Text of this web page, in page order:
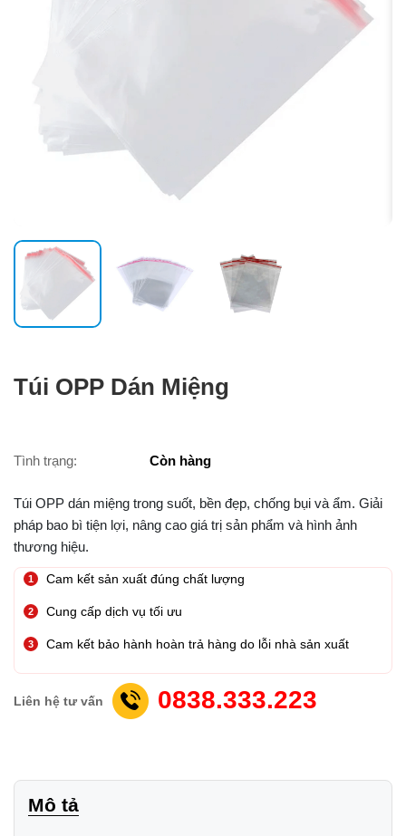
Túi OPP Dán Miệng
Tình trạng: Còn hàng
Túi OPP dán miệng trong suốt, bền đẹp, chống bụi và ẩm. Giải
pháp bao bì tiện lợi, nâng cao giá trị sản phẩm và hình ảnh
thương hiệu.
Cam kết sản xuất đúng chất lượng
Cung cấp dịch vụ tối ưu
Cam kết bảo hành hoàn trả hàng do lỗi nhà sản xuất
Liên hệ tư vấn 0838.333.223
Mô tả